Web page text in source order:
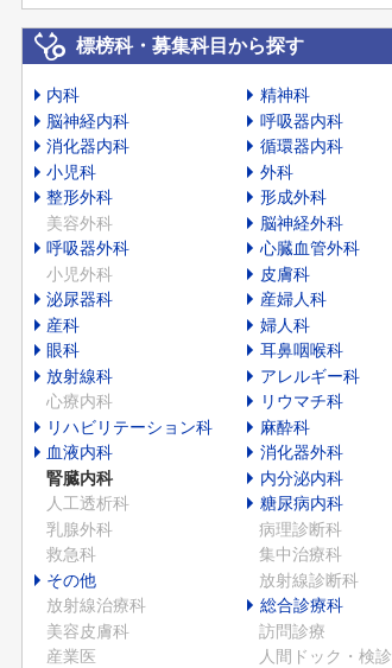
標榜科・募集科目から探す
内科
精神科
脳神経内科
呼吸器内科
消化器内科
循環器内科
小児科
外科
整形外科
形成外科
美容外科
脳神経外科
呼吸器外科
心臓血管外科
小児外科
皮膚科
泌尿器科
産婦人科
産科
婦人科
眼科
耳鼻咽喉科
放射線科
アレルギー科
心療内科
リウマチ科
リハビリテーション科
麻酔科
血液内科
消化器外科
腎臓内科
内分泌内科
人工透析科
糖尿病内科
乳腺外科
病理診断科
救急科
集中治療科
その他
放射線診断科
放射線治療科
総合診療科
美容皮膚科
訪問診療
産業医
人間ドック・検診